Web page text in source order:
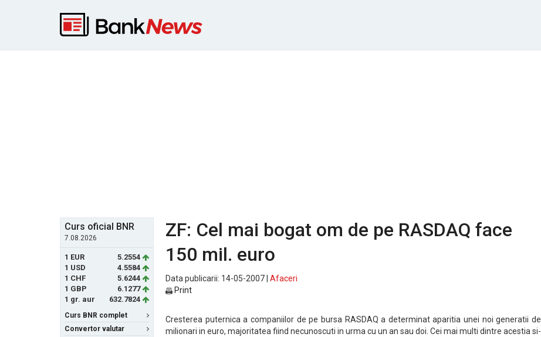
Curs oficial BNR
7.08.2026
1 EUR
5.2554
1 USD
4.5584
1 CHF
5.6244
1 GBP
6.1277
1 gr. aur
632.7824
Curs BNR complet
Convertor valutar
ZF: Cel mai bogat om de pe RASDAQ face
150 mil. euro
Data publicarii: 14-05-2007 | Afaceri
Print
Cresterea puternica a companiilor de pe bursa RASDAQ a determinat aparitia unei noi generatii de
milionari in euro, majoritatea fiind necunoscuti in urma cu un an sau doi. Cei mai multi dintre acestia si-